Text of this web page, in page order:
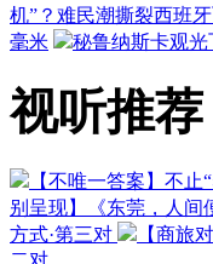
机”？难民潮撕裂西班
毫米
秘鲁纳斯卡观
视听推荐
【不唯一答案】不止
别呈现】《东莞，人间
方式·第三对
【商旅
二对